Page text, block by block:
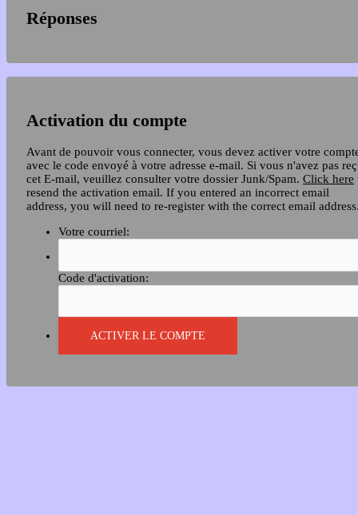
Réponses
Activation du compte
Avant de pouvoir vous connecter, vous devez activer votre
avec le code envoyé à votre adresse e-mail. Si vous n'avez pas
cet E-mail, veuillez consulter votre dossier Junk/Spam. Click here
resend the activation email. If you entered an incorrect email
address, you will need to re-register with the correct email
Votre courriel:
Code d'activation: